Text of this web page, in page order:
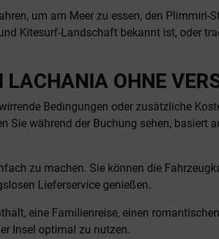
um am Meer zu essen, den Plimmiri-
Kitesurf-Landschaft bekannt ist, oder
OHNE
Bedingungen oder zusätzliche
Sie während der Buchung sehen, basiert
zu machen. Sie können die
Lieferservice genießen.
eine Familienreise, einen
Insel optimal zu nutzen.